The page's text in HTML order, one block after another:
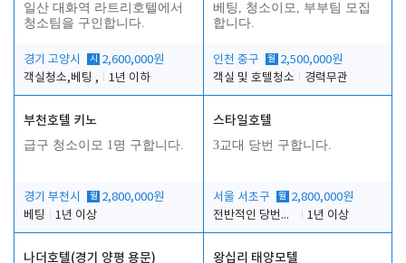
일산 대화역 라트리호텔에서
청소팀을 구인합니다.
경기 고양시 시
2,600,000원
객실청소,베팅 ,
1년 이하
베팅, 청소이모, 부부팀 모집
합니다.
인천 중구 월 2,500,000원
객실 및 호텔청소
경력무관
부천호텔 키노
급구 청소이모 1명 구합니다.
경기 부천시 월 2,800,000원
베팅
1년 이상
스타일호텔
3교대 당번 구합니다.
서울 서초구 월 2,800,000원
전반적인 당번업무
1년 이상
나더호텔(경기 양평 용문) 왕십리 태양모텔